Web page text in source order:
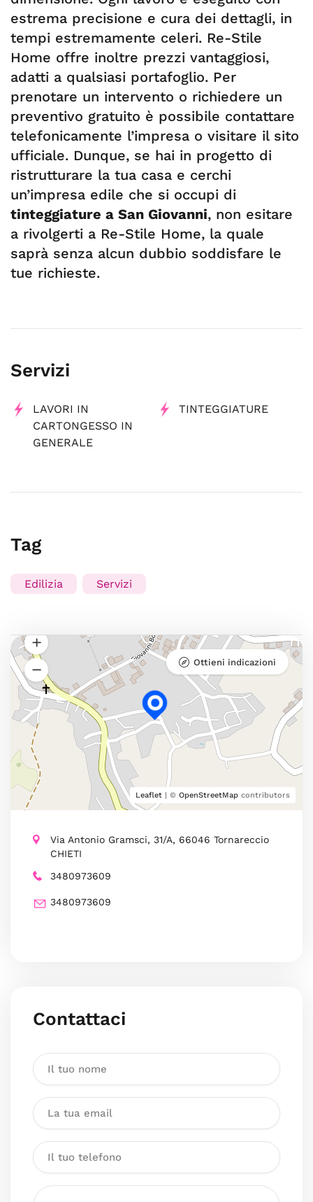
estrema precisione e cura dei dettagli, in
tempi estremamente celeri. Re-Stile
Home offre inoltre prezzi vantaggiosi,
adatti a qualsiasi portafoglio. Per
prenotare un intervento o richiedere un
preventivo gratuito è possibile contattare
telefonicamente l’impresa o visitare il sito
ufficiale. Dunque, se hai in progetto di
ristrutturare la tua casa e cerchi
un’impresa edile che si occupi di
tinteggiature a San Giovanni, non esitare
a rivolgerti a Re-Stile Home, la quale
saprà senza alcun dubbio soddisfare le
tue richieste.
Servizi
LAVORI IN
CARTONGESSO IN
GENERALE
TINTEGGIATURE
Tag
Edilizia Servizi
Leaflet | © OpenStreetMap contributors
Ottieni indicazioni
Via Antonio Gramsci, 31/A, 66046 Tornareccio
CHIETI
3480973609
3480973609
Contattaci